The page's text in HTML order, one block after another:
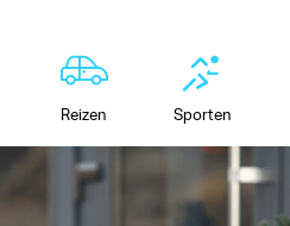
Reizen Sporten